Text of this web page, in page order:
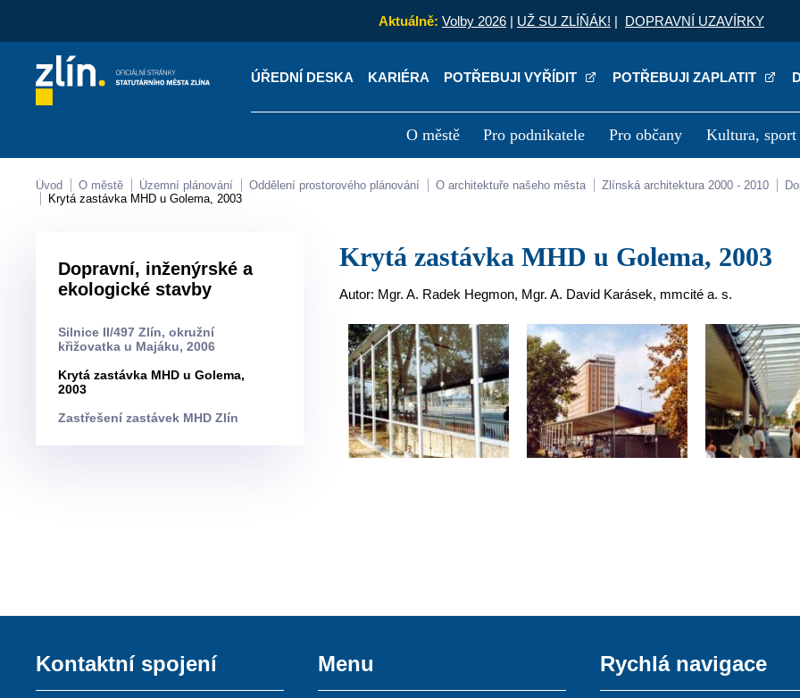
Aktuálně: Volby 2026 | UŽ SU ZLÍŇÁK! | DOPRAVNÍ UZAVÍRKY
ÚŘEDNÍ DESKA KARIÉRA POTŘEBUJI VYŘÍDIT POTŘEBUJI ZAPLATIT
O městě Pro podnikatele Pro občany Kultura, sport
Kontakty Úřední deska Kariéra
Úvod O městě Územní plánování Oddělení prostorového plánování O architektuře našeho města Zlínská architektura 2000 - 2010
Krytá zastávka MHD u Golema, 2003
Dopravní, inženýrské a
ekologické stavby
Silnice II/497 Zlín, okružní
křižovatka u Majáku, 2006
Krytá zastávka MHD u Golema,
2003
Zastřešení zastávek MHD Zlín
Krytá zastávka MHD u Golema, 2003
Autor: Mgr. A. Radek Hegmon, Mgr. A. David Karásek, mmcité a. s.
Kontaktní spojení Menu Rychlá navigace